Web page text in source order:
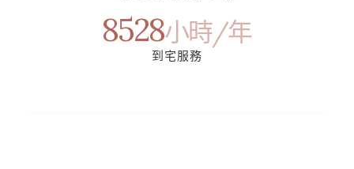
8528小時/年
到宅服務